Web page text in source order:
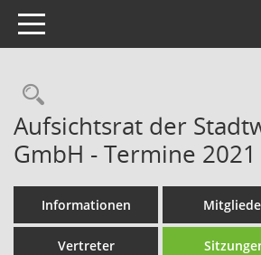
Toggle navigation
Rechercheauswahl
Aufsichtsrat der
GmbH - Termine 2021
Informationen
Vertreter